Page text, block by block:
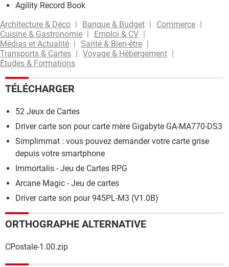
Agility Record Book
Architecture & Déco
Banque & Budget
Commerce
Cuisine & Gastronomie
Emploi & CV
Médias et Actualité
Santé & Bien-être
Transports & Cartes
Voyage & Hébergement
Études & Formations
TÉLÉCHARGER
52 Jeux de Cartes
Driver carte son pour carte mère Gigabyte GA-MA770-DS3
Simplimmat : vous pouvez demander votre carte grise
depuis votre smartphone
Immortalis - Jeu de Cartes RPG
Arcane Magic - Jeu de cartes
Driver carte son pour 945PL-M3 (V1.0B)
ORTHOGRAPHE ALTERNATIVE
CPostale-1.00.zip